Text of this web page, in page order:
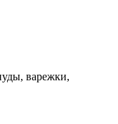
варежки,